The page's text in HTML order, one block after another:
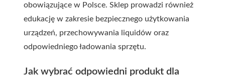
obowiązujące w Polsce. Sklep prowadzi również
edukację w zakresie bezpiecznego użytkowania
urządzeń, przechowywania liquidów oraz
odpowiedniego ładowania sprzętu.
Jak wybrać odpowiedni produkt dla